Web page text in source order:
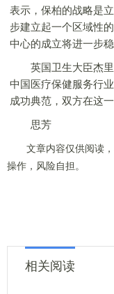
表示，保柏的战略是
步建立起一个区域性
中心的成立将进一步
英国卫生大臣杰里
中国医疗保健服务行
成功典范，双方在这
思芳
文章内容仅供阅读，
操作，风险自担。
相关阅读